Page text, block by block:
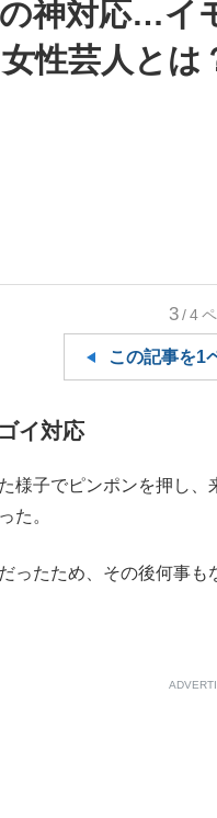
言って…」サッカー日本代表
神対応…イ
性芸人とは
3/4
この記事を1
イ対応
様子でピンポンを押し、
た。
たため、その後何事も